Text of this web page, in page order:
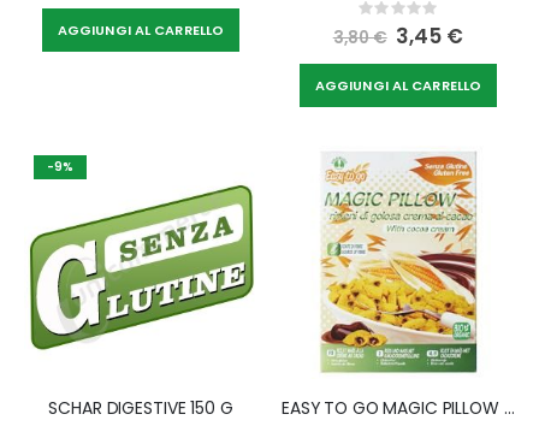
AGGIUNGI AL CARRELLO
Rating:
0%
3,80 € Special
Price
3,45 €
AGGIUNGI AL CARRELLO
-9%
SCHAR DIGESTIVE 150 G EASY TO GO MAGIC PILLOW RIPIENI DI CREMA AL CACAO 375 G